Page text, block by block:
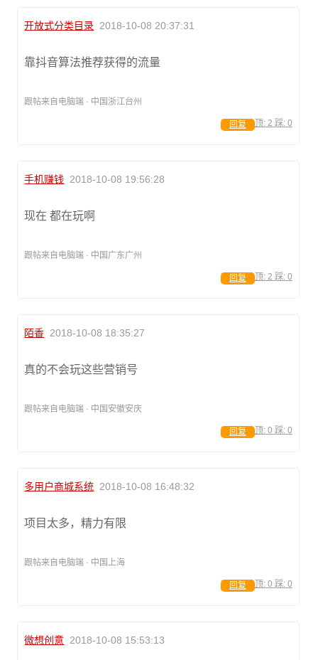
开放式分类目录 2018-10-08 20:37:31
靠抖音算法推荐获得的流量
跟帖来自电脑端 · 中国浙江台州
顶: 2 踩: 0
回复
手机赚钱 2018-10-08 19:56:28
现在 都在玩啊
跟帖来自电脑端 · 中国广东广州
顶: 2 踩: 0
回复
陌香 2018-10-08 18:35:27
真的不会玩这些营销号
跟帖来自电脑端 · 中国安徽安庆
顶: 0 踩: 0
回复
多用户商城系统 2018-10-08 16:48:32
项目太多，精力有限
跟帖来自电脑端 · 中国上海
顶: 0 踩: 0
回复
微想创意 2018-10-08 15:53:13